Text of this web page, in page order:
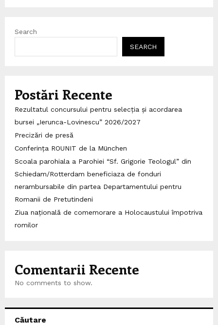
Search
SEARCH
Postări Recente
Rezultatul concursului pentru selecția și acordarea
bursei „Ierunca-Lovinescu” 2026/2027
Precizări de presă
Conferința ROUNIT de la München
Scoala parohiala a Parohiei “Sf. Grigorie Teologul” din
Schiedam/Rotterdam beneficiaza de fonduri
nerambursabile din partea Departamentului pentru
Romanii de Pretutindeni
Ziua națională de comemorare a Holocaustului împotriva
romilor
Comentarii Recente
No comments to show.
Căutare